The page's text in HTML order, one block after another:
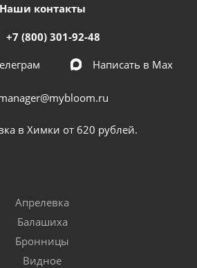
Наши контакты
+7 (800) 301-92-48
Написать в Мах
в Химки от 620 рублей.
Апрелевка
Балашиха
Бронницы
Видное